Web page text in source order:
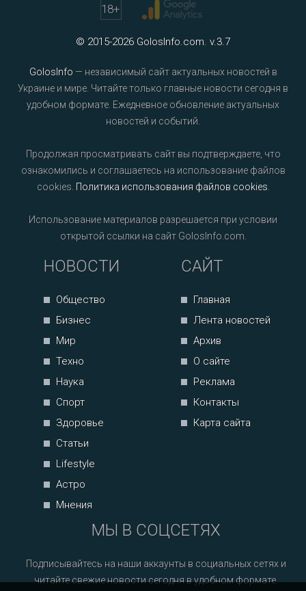
18+
© 2015-2026 GolosInfo.com. v.3.7
GolosInfo — независимый сайт актуальных новостей в
Украине и мире. Читайте только главные новости сегодня в
удобном формате. Ежедневное обновление актуальных
новостей и событий.
Продолжая просматривать сайт вы подтверждаете, что
ознакомились и соглашаетесь на использование файлов
cookies. Политика использования файлов cookies
Использование материалов разрешается при условии
открытой ссылки на сайт GolosInfo.com.
НОВОСТИ
Общество
Бизнес
Мир
Техно
Наука
Спорт
Здоровье
Статьи
Lifestyle
Астро
Мнения
САЙТ
Главная
Лента новостей
Архив
О сайте
Реклама
Контакты
Карта сайта
МЫ В СОЦСЕТЯХ
Подписывайтесь на наши аккаунты в социальных сетях и
читайте свежие новости сегодня в удобном формате.